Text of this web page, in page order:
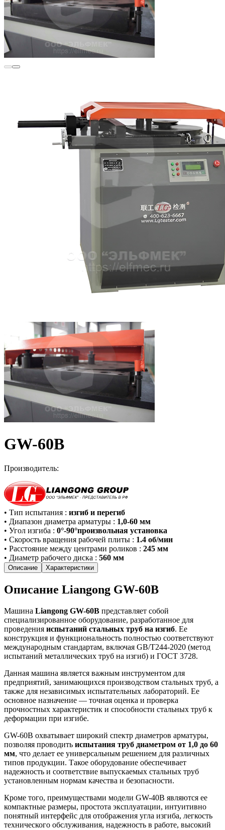
GW-60B
Производитель:
• Тип испытания : изгиб и перегиб
• Диапазон диаметра арматуры : 1,0-60 мм
• Угол изгиба : 0°-90°произвольная установка
• Скорость вращения рабочей плиты : 1.4 об/мин
• Расстояние между центрами роликов : 245 мм
• Диаметр рабочего диска : 560 мм
Описание Характеристики
Описание Liangong GW-60B
Машина Liangong GW-60B представляет собой
специализированное оборудование, разработанное для
проведения испытаний стальных труб на изгиб. Ее
конструкция и функциональность полностью соответствуют
международным стандартам, включая GB/T244-2020 (метод
испытаний металлических труб на изгиб) и ГОСТ 3728.
Данная машина является важным инструментом для
предприятий, занимающихся производством стальных труб, а
также для независимых испытательных лабораторий. Ее
основное назначение — точная оценка и проверка
прочностных характеристик и способности стальных труб к
деформации при изгибе.
GW-60B охватывает широкий спектр диаметров арматуры,
позволяя проводить испытания труб диаметром от 1,0 до 60
мм, что делает ее универсальным решением для различных
типов продукции. Такое оборудование обеспечивает
надежность и соответствие выпускаемых стальных труб
установленным нормам качества и безопасности.
Кроме того, преимуществами модели GW-40B являются ее
компактные размеры, простота эксплуатации, интуитивно
понятный интерфейс для отображения угла изгиба, легкость
технического обслуживания, надежность в работе, высокий